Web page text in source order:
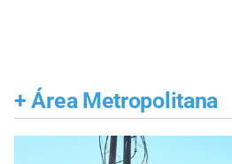
+ Área Metropolitana